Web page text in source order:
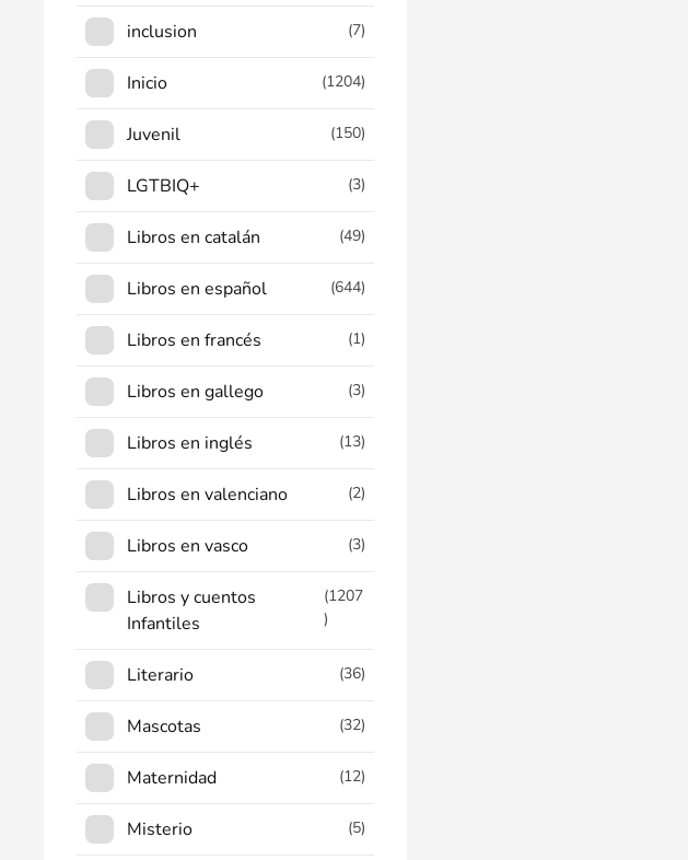
inclusion (7)
Inicio (1204)
Juvenil (150)
LGTBIQ+ (3)
Libros en catalán (49)
Libros en español (644)
Libros en francés (1)
Libros en gallego (3)
Libros en inglés (13)
Libros en valenciano (2)
Libros en vasco (3)
Libros y cuentos
Infantiles
(1207
)
Literario (36)
Mascotas (32)
Maternidad (12)
Misterio (5)